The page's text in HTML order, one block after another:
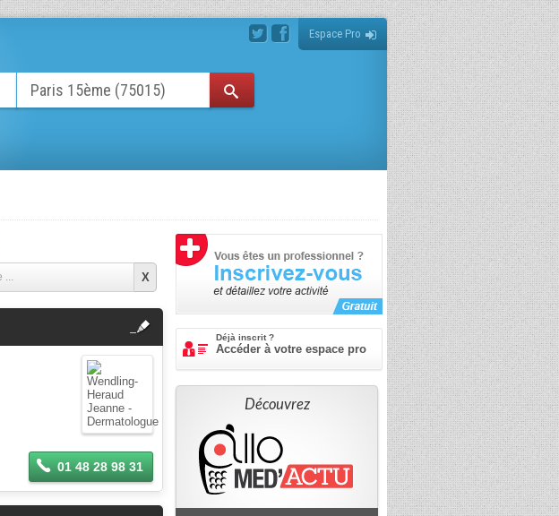
Espace Pro
fermer
Se
connecter
01 48 28 98 31
Déjà inscrit ?
Accéder à votre espace pro
Découvrez